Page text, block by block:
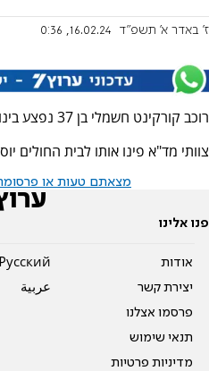
ז' באדר א׳ תשפ"ד 16.02.24, 0:36
רוכב קורקינט חשמלי בן 37 נפצע בינוני לאחר שנפגע מרכב באילת.
צוותי מד"א פינו אותו לבית החולים
מצאתם טעות או פרסומת
פנו אלינו
אודות
יצירת קשר
פרסמו אצלנו
תנאי שימוש
מדיניות פרטיות
Pусский
عربية